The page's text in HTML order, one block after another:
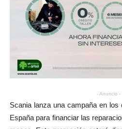
- Anuncio -
Scania lanza una campaña en
España para financiar las